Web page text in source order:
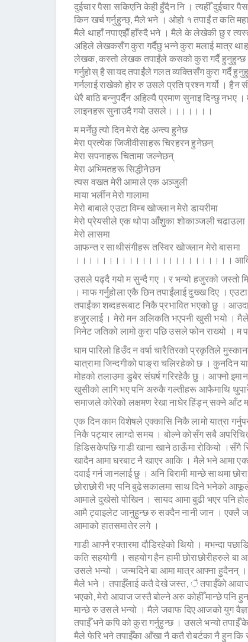
दुईचार पैसा सकिएनि केही हुँदैन नि । त्यहीँ दुईचार
किन खर्च गर्नुहुन्छ्, मैले भने । ओहो १ तपाईं त कति
मैले थाहाँ नपाएझैँ हाँस्दै भने । मैले के लेखेकी छु र
अहिले लेखकसँग कुरा गर्दैछु भन्ने कुरा मलाई मात्र
लेखक, कस्तो लेखक तपाईंले कसको कुरा गर्दै
गर्नुहोस् है सायद तपाईंले गलत व्यक्तिसँग कुरा
गर्नलाई राखेको होर रु उसले प्रति प्रश्न गर्यो । हैन
धेरै बाठि बन्नुपर्दैन अहिल्यै प्रमाण सुनाइ दिन्छु
लाइनहरू सुनाउदै गयो उसले।।।।।।।
म मर्नेछु त्यो दिन मेरो देह अन्त्य हुनेछ
मेरा प्रत्येक जिजीवीसाहरू चिरहरन हुनेछन्
मेरा सपनाहरू चितामा जल्नेछन्
मेरा अभिमतहरू सिद्धीनेछन
त्यस वखत मेरी आमाले एक अञ्जुली
माया भर्लीन मेरो गालामा
मेरो बाबाले एउटा विम्ब खोज्लान मेरो डायरीमा
मेरो प्रेयसीले एक थोपा आँशुका शोकाञ्जली चढाउला
मेरो लासमा
आफन्त र साथीसंगीहरू तस्विर खोज्लान मेरो बासमा
।।।।।।।।।।।।।।।।।।।।।।।।
उसले पढ्दै गयो म सुन्दै गए । र भन्यो हजुरको जस्तो
। माफ गर्नुहोला एकै छिन तपाईंलाई दुख्ख दिए ।
तपाईंका शब्दहरूबाट निकै प्रभावित भएको छु ।
हजुरलाई । मेरो मन अलिकति भएपनी खुसी भयो ।
मिनेट जतिको लामो कुरा पछि उसले फोन राख्यो । म
घाम पारिलो हिउँद न वर्षा चारैतिरको प्रकृतिले
यात्रामा जिन्दगीको पाङ्रा चलिरहेको छ । कुनदिन
मोहको तलाउमा डुबेर संघर्ष गरिरहेकै छु । आफ्नो
खुसीको लागि भए पनि अरुकै गल्तीहरू आफैमाथि
समाजले कोरेको लक्षमण रेखा नाघेर हिंड्न् सक्ने आँट
एक दिन काम विशेषले एक्कासि निकै लामो यात्रा
निकै पट्यार लाग्दो समय । बोल्ने कोसँग सबै
हिडिसकेपछि गाडी खाना खाने ठाऊँमा रोकियो
खादैन आमा घरबाट नै खाएर आकि । मैले भने आमा
दवाई गर्न जानलाई छु । अनि बिरामी मान्छे साथमा
छोराछोरी भए पनि बुढेसकालमा साथ दिने भनेको
आमाले दुखेसो पोखिन । सायद आमा बुढी भएर पनि
आमै ट्वाइलेट जानुहुन्छ रु सक्दैन नानी जान । एक्लै
आमाको हातसमातेर लगे ।
गाडी आफ्नै रफ्तारमा दौडिरहेको थियो । मभन्दा
कति सहयोगी । सहयोग हैन हामी छोराछोरीहरुले बा
उसले भन्यो । जन्मदिने बा आमा मात्र आफ्ना हुदैनन्
मैले भने । तपाईँलाई कतै देखे जस्त, ै तपाईँको
भएको, मेरो आवाज जस्तै बोल्ने अरु कोहीँ मान्छे पनि
मान्छे रु उसले भन्यो । मैले जवाफ दिए आजको युग
तपाईँ भने कपि को कुरा गर्नुहुन्छ । उसले भन्यो तपाईँ
मैले फेरि भने तपाईँका आँखा नै कतै रोबर्टका नै हुन कि